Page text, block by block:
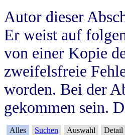
Autor dieser
Er weist auf
von einer Kopie
zweifelsfreie
worden. Bei der
gekommen sein.
Alles Suchen Auswahl Detail